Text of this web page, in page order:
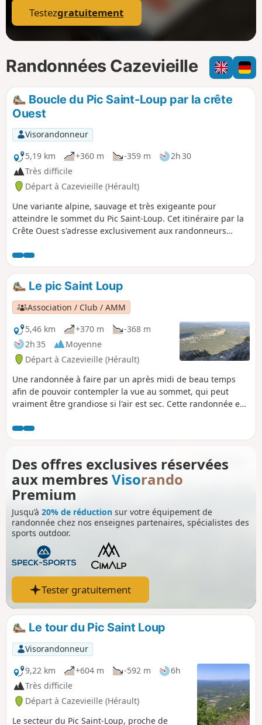
Testezgratuitement
Randonnées Cazevieille
Boucle du Pic Saint-Loup par la crête
Ouest
Visorandonneur
5,19 km
+360 m -359 m
2h 30
Très difficile
Départ à Cazevieille (Hérault)
Une variante alpine, sauvage et très exigeante pour
atteindre le sommet du Pic Saint-Loup. Cet itinéraire par la
Crête Ouest s'adresse exclusivement aux randonneurs
doivent absolument s'abstenir. Absence totale de balisage,
nombreux passages de varappe/escalade sur des parois
verticales et forte exposition au vide caractérisent cette
ascension. Le retour se fait par la voie normale.
Le pic Saint Loup
Association / Club / AMM
5,46 km
+370 m
-368 m
2h 35
Moyenne
Départ à Cazevieille (Hérault)
Une randonnée à faire par un après midi de beau temps
afin de pouvoir contempler la vue au sommet, qui peut
vraiment être grandiose si l'air est sec. Cette randonnée est
des incendies. Pensez à consulter la carte.
Des offres exclusives réservées
aux membres Visorando
Premium
Jusqu’à 20% de réduction sur votre équipement de
randonnée chez nos enseignes partenaires, spécialistes des
sports outdoor.
Tester gratuitement
Le tour du Pic Saint Loup
Visorandonneur
9,22 km
+604 m -592 m
6h
Très difficile
Départ à Cazevieille (Hérault)
Le secteur du Pic Saint-Loup, proche de